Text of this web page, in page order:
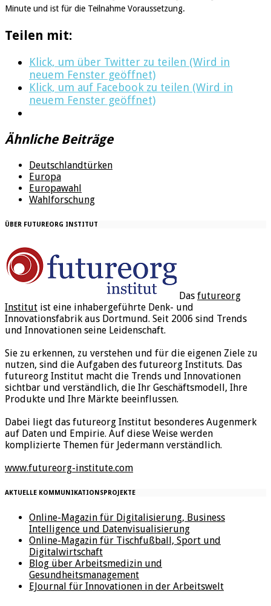
Minute und ist für die Teilnahme Voraussetzung.
Teilen mit:
Klick, um über Twitter zu teilen (Wird in
neuem Fenster geöffnet)
Klick, um auf Facebook zu teilen (Wird in
neuem Fenster geöffnet)
Ähnliche Beiträge
Deutschlandtürken
Europa
Europawahl
Wahlforschung
ÜBER FUTUREORG INSTITUT
Das futureorg
Institut ist eine inhabergeführte Denk- und
Innovationsfabrik aus Dortmund. Seit 2006 sind Trends
und Innovationen seine Leidenschaft.
Sie zu erkennen, zu verstehen und für die eigenen Ziele zu
nutzen, sind die Aufgaben des futureorg Instituts. Das
futureorg Institut macht die Trends und Innovationen
sichtbar und verständlich, die Ihr Geschäftsmodell, Ihre
Produkte und Ihre Märkte beeinflussen.
Dabei liegt das futureorg Institut besonderes Augenmerk
auf Daten und Empirie. Auf diese Weise werden
komplizierte Themen für Jedermann verständlich.
www.futureorg-institute.com
AKTUELLE KOMMUNIKATIONSPROJEKTE
Online-Magazin für Digitalisierung, Business
Intelligence und Datenvisualisierung
Online-Magazin für Tischfußball, Sport und
Digitalwirtschaft
Blog über Arbeitsmedizin und
Gesundheitsmanagement
EJournal für Innovationen in der Arbeitswelt